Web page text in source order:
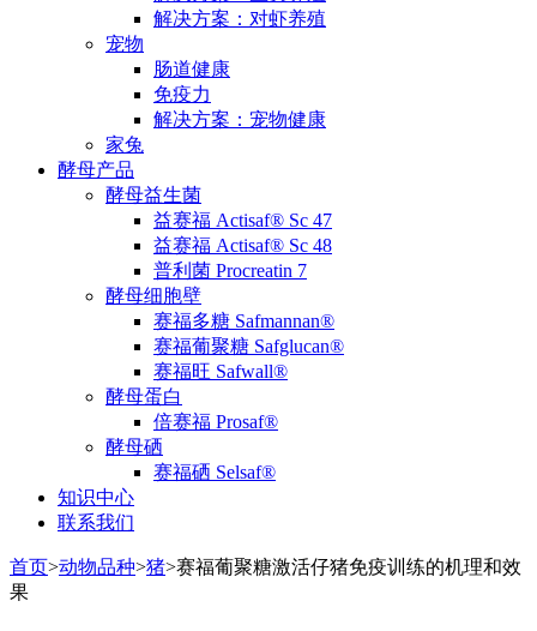
解决方案：对虾养殖
宠物
肠道健康
免疫力
解决方案：宠物健康
家兔
酵母产品
酵母益生菌
益赛福 Actisaf® Sc 47
益赛福 Actisaf® Sc 48
普利菌 Procreatin 7
酵母细胞壁
赛福多糖 Safmannan®
赛福葡聚糖 Safglucan®
赛福旺 Safwall®
酵母蛋白
倍赛福 Prosaf®
酵母硒
赛福硒 Selsaf®
知识中心
联系我们
首页>动物品种>猪>赛福葡聚糖激活仔猪免疫训练的机理和效
果